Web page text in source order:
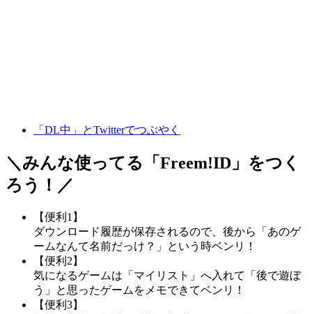
「DL中」とTwitterでつぶやく
＼みんな使ってる「 Freem!ID 」をつく
ろう！／
【便利1】
ダウンロード履歴が保存されるので、後から「あのゲ
ームなんて名前だっけ？」という時ベンリ！
【便利2】
気になるゲームは「マイリスト」へ入れて「後で遊ぼ
う」と思ったゲームをメモできてベンリ！
【便利3】